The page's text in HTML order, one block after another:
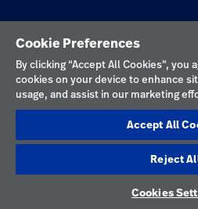
Termos de uso
Preferências de cookies
Divulgações responsáveis
Preferências de cookies
Cookie Preferences
By clicking “Accept All Cookies”, you
cookies on your device to enhance
usage, and assist in our marketing
Accept All
Reject
Cookies